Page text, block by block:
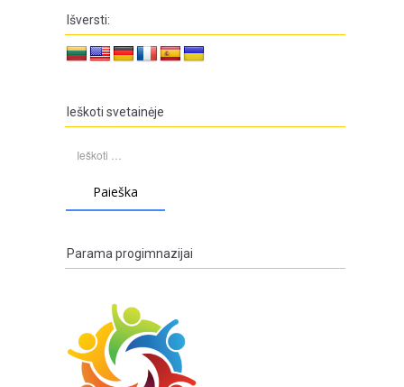
Išversti:
Ieškoti svetainėje
Parama progimnazijai